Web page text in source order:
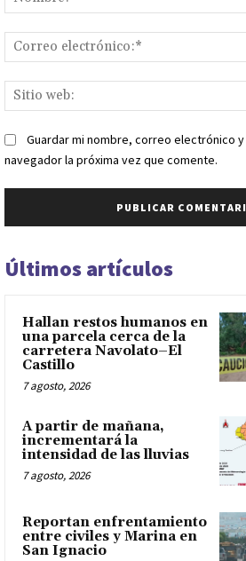
Guardar mi nombre, correo electrónico
navegador la próxima vez que comente.
Últimos artículos
Hallan restos humanos en
una parcela cerca de la
carretera Navolato–El
Castillo
7 agosto, 2026
A partir de mañana,
incrementará la
intensidad de las lluvias
7 agosto, 2026
Reportan enfrentamiento
entre civiles y Marina en
San Ignacio